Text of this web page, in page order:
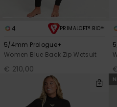
4 PRIMALOFT® BIO™
5/4mm Prologue+
Women Blue Back Zip Wetsuit
€ 210,00